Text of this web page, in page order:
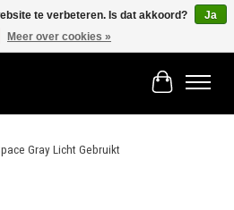
Winkelwagen
Gray Licht Gebruikt
te verbeteren. Is dat akkoord?
Ja
Meer over cookies »